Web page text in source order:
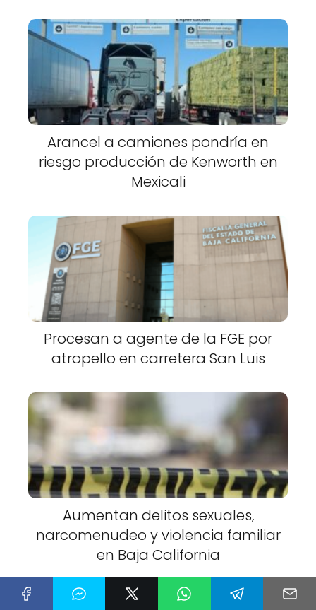
Arancel a camiones pondría en
riesgo producción de Kenworth en
Mexicali
Procesan a agente de la FGE por
atropello en carretera San Luis
Aumentan delitos sexuales,
narcomenudeo y violencia familiar
en Baja California